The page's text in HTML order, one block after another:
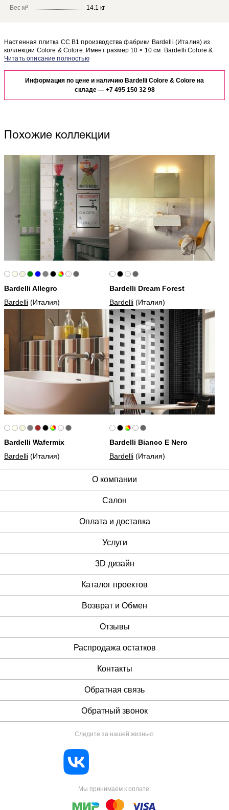
Вес м²
14.1 кг
Настенная плитка CC B1 производства фабрики Bardelli (Италия) из
коллекции Colore & Colore. Имеет размер 10 × 10 см. Bardelli Colore &
Colore CC B1 отлично сочетается с другими элементами коллекции
отделке Вашего помещения, закажите бесплатный дизайн-проект с
использованием элементов коллекции Bardelli Colore & Colore.
Информация по цене и наличию Bardelli Colore & Colore на
складе — +7 495 150 32 98
Похожие коллекции
Bardelli Allegro
Bardelli (Италия)
Bardelli Dream Forest
Bardelli (Италия)
Bardelli Wafermix
Bardelli (Италия)
Bardelli Bianco E Nero
Bardelli (Италия)
О компании
Cалон
Оплата и доставка
Услуги
3D дизайн
Каталог проектов
Возврат и Обмен
Отзывы
Распродажа остатков
Контакты
Обратная связь
Обратный звонок
Следите за нашей жизнью:
Мы принимаем к оплате: